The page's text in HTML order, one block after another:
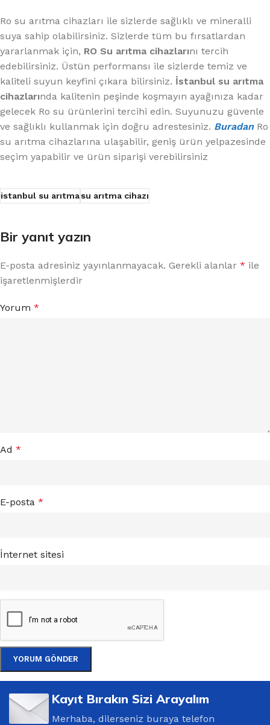
Ro su arıtma cihazları ile sizlerde sağlıklı ve mineralli
suya sahip olabilirsiniz. Sizlerde tüm bu fırsatlardan
yararlanmak için, RO Su arıtma cihazlarını tercih
edebilirsiniz. Üstün performansı ile sizlerde temiz ve
kaliteli suyun keyfini çıkara bilirsiniz. İstanbul su arıtma
cihazlarında kalitenin peşinde koşmayın ayağınıza kadar
gelecek Ro su ürünlerini tercihi edin. Suyunuzu güvenle
ve sağlıklı kullanmak için doğru adrestesiniz. BuradanRo
su arıtma cihazlarına ulaşabilir, geniş ürün yelpazesinde
seçim yapabilir ve ürün siparişi verebilirsiniz
istanbul su arıtmasu arıtma cihazı
Bir yanıt yazın
E-posta adresiniz yayınlanmayacak. Gerekli alanlar * ile
işaretlenmişlerdir
Yorum *
Ad *
E-posta *
İnternet sitesi
Kayıt Bırakın Sizi Arayalım
Merhaba, dilerseniz buraya telefon